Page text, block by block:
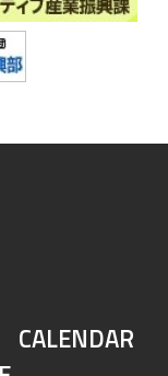
CALENDAR